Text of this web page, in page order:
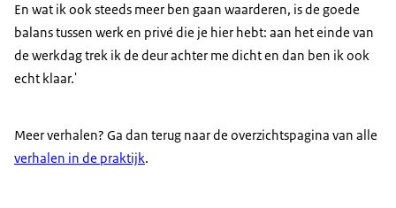
En wat ik ook steeds meer ben gaan waarderen, is de goede
balans tussen werk en privé die je hier hebt: aan het einde van
de werkdag trek ik de deur achter me dicht en dan ben ik ook
echt klaar.'
Meer verhalen? Ga dan terug naar de overzichtspagina van alle
verhalen in de praktijk.